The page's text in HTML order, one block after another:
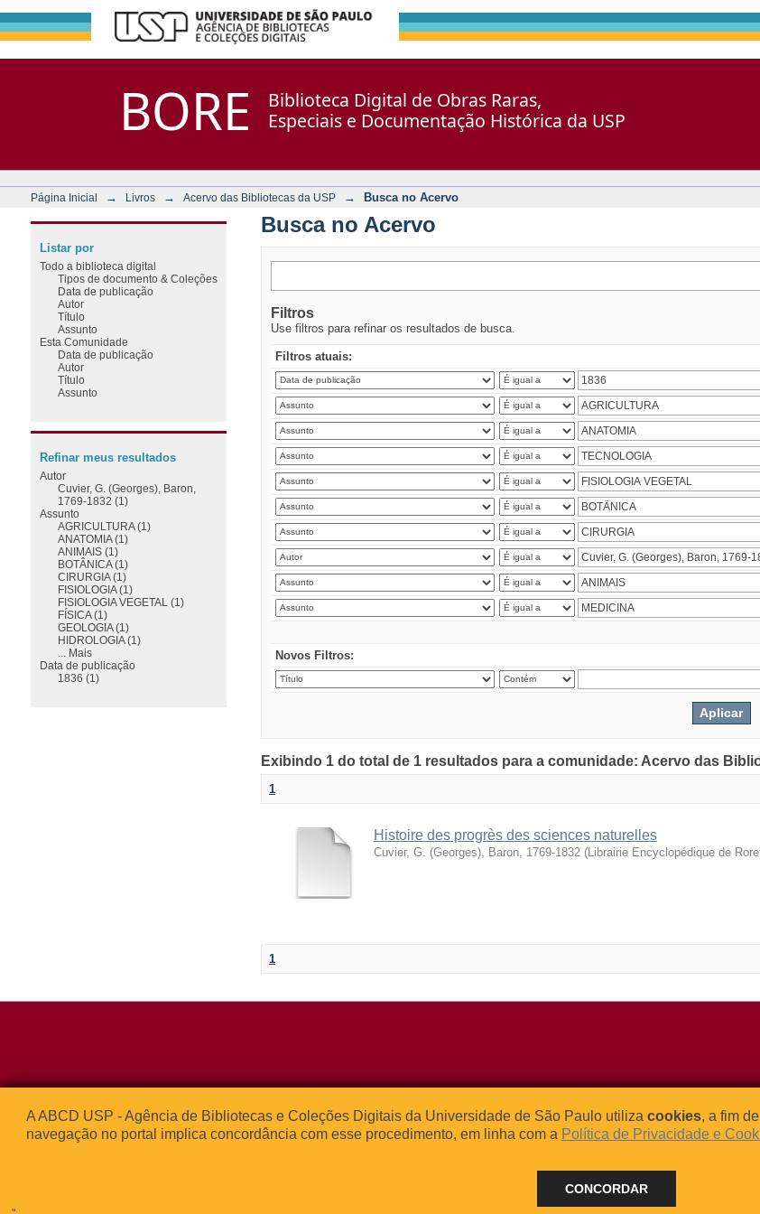
BORE
Biblioteca Digital de Obras Raras,
Especiais e Documentação Histórica da USP
Página Inicial → Livros → Acervo das Bibliotecas da USP → Busca no Acervo
Busca no Acervo
Filtros
Use filtros para refinar os resultados de busca.
Filtros atuais:
Novos Filtros:
Exibindo 1 do total de 1 resultados para a comunidade: Acervo das
1
Histoire des progrès des sciences naturelles
Cuvier, G. (Georges), Baron, 1769-1832 (Librairie Encyclopédique de
1
Listar por
Todo a biblioteca digital
Tipos de documento & Coleções
Data de publicação
Autor
Título
Assunto
Esta Comunidade
Data de publicação
Autor
Título
Assunto
Refinar meus resultados
Autor
Cuvier, G. (Georges), Baron,
1769-1832 (1)
Assunto
AGRICULTURA (1)
ANATOMIA (1)
ANIMAIS (1)
BOTÂNICA (1)
CIRURGIA (1)
FISIOLOGIA (1)
FISIOLOGIA VEGETAL (1)
FÍSICA (1)
GEOLOGIA (1)
HIDROLOGIA (1)
... Mais
Data de publicação
1836 (1)
Rua da Praça do Relógio, 109 – Bloco L
05508-050 – Cidade Universitária
São Paulo, SP – Brasil
Tel: (0xx11) 3091-4195 /
Fax: (0xx11) 3091-1567
E-mail:
A ABCD USP - Agência de Bibliotecas e Coleções Digitais da Universidade de São Paulo utiliza cookies, a fim
navegação no portal implica concordância com esse procedimento, em linha com a Política de Privacidade e
CONCORDAR